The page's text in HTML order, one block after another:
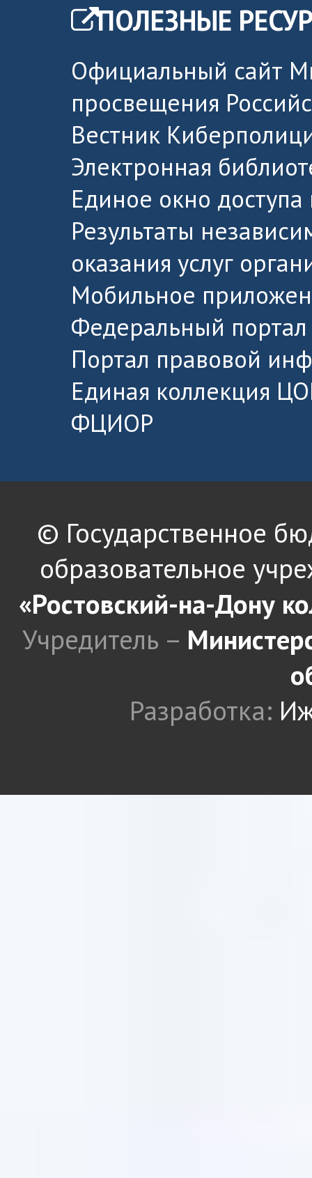
ПОЛЕЗНЫЕ
Официальный сайт
просвещения
Вестник
Электронная
Единое окно
Результаты
оказания услуг
Мобильное
Федеральный портал
Портал правовой
Единая коллекция
ФЦИОР
© Государственное
образовательное
«Ростовский-на-Дону
Учредитель –
Разработка: